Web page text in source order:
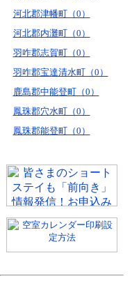
河北郡津幡町（0）
河北郡内灘町（0）
羽咋郡志賀町（0）
羽咋郡宝達清水町（0）
鹿島郡中能登町（0）
鳳珠郡穴水町（0）
鳳珠郡能登町（0）